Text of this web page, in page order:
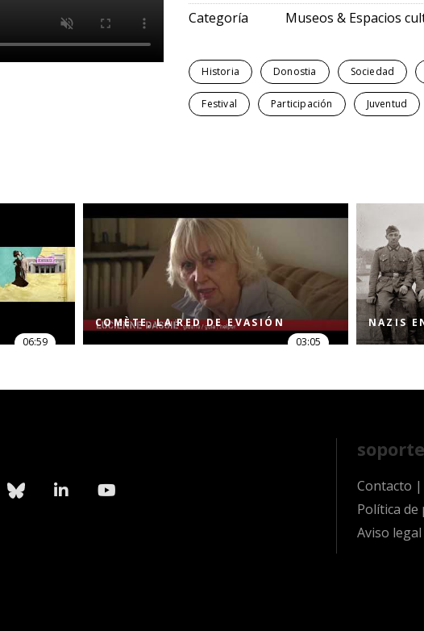
Categoría
Museos & Espacios
Historia Donostia Sociedad
Festival Participación Juventud
06:59
COMÈTE, LA RED DE EVASIÓN
03:05
NAZIS
soporte
Contacto |
Política de
Aviso legal